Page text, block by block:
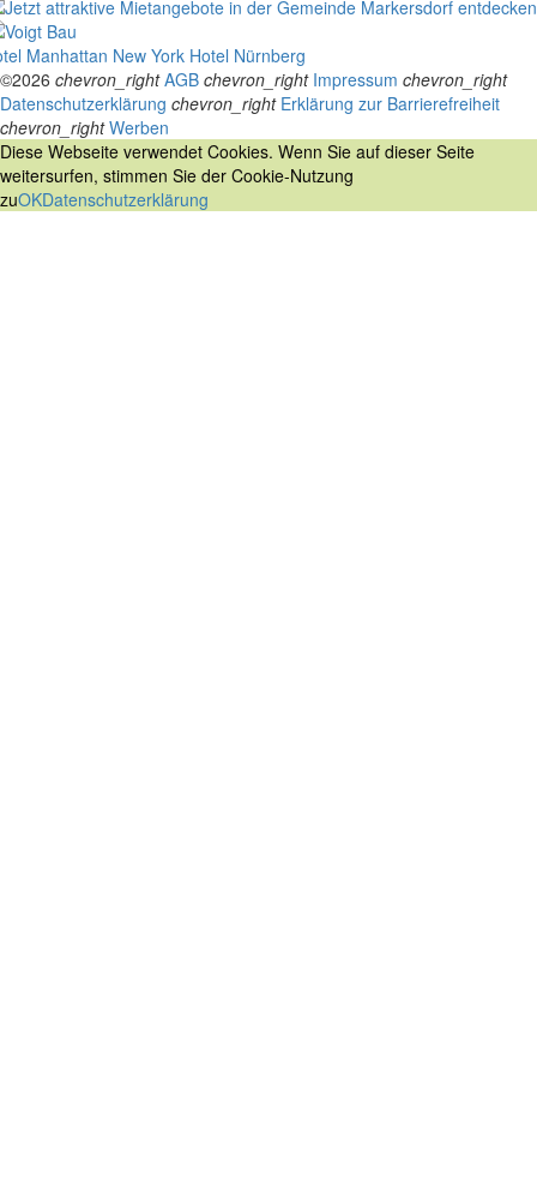
Manhattan New York Hotel Nürnberg
©2026 chevron_right AGB chevron_right Impressum chevron_right
Datenschutzerklärung chevron_right Erklärung zur Barrierefreiheit
chevron_right Werben
Diese Webseite verwendet Cookies. Wenn Sie auf dieser Seite
weitersurfen, stimmen Sie der Cookie-Nutzung
zuOKDatenschutzerklärung